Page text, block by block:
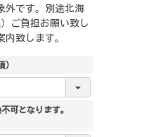
外です。別途北海
ご負担お願い致し
致します。
)
可となります。